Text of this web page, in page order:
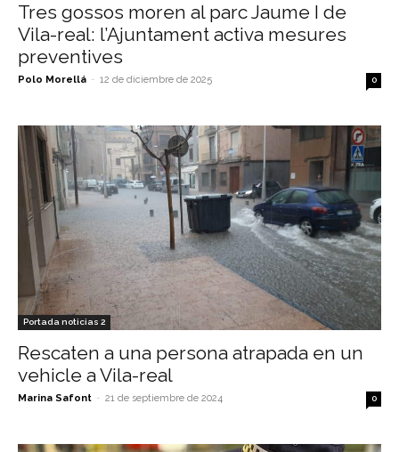
Tres gossos moren al parc Jaume I de
Vila-real: l’Ajuntament activa mesures
preventives
Polo Morellá - 12 de diciembre de 2025 0
Portada noticias 2
Rescaten a una persona atrapada en un
vehicle a Vila-real
Marina Safont - 21 de septiembre de 2024 0